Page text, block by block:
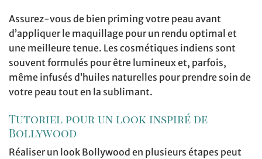
Assurez-vous de bien priming votre peau avant
d’appliquer le maquillage pour un rendu optimal et
une meilleure tenue. Les cosmétiques indiens sont
souvent formulés pour être lumineux et, parfois,
même infusés d’huiles naturelles pour prendre soin de
votre peau tout en la sublimant.
Tutoriel pour un look inspiré de
Bollywood
Réaliser un look Bollywood en plusieurs étapes peut